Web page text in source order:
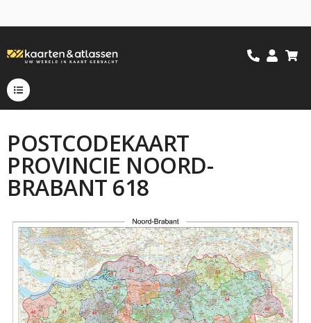
POSTCODEKAART
PROVINCIE NOORD-
BRABANT 618